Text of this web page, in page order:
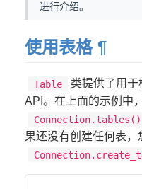
进行介绍。
使用表格 ¶
Table
类提供了用
API。在上面的示例中
Connection.tables()
果还没有创建任何表，